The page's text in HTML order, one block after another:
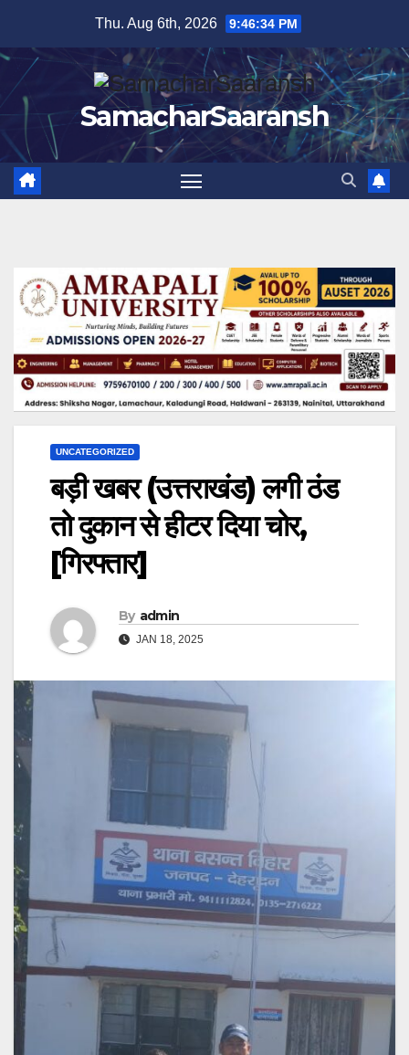
content
Thu. Aug 6th, 2026 9:46:35 PM
SamacharSaaransh
UNCATEGORIZED
बड़ी खबर (उत्तराखंड) लगी ठंड
तो दुकान से हीटर दिया चोर,
[गिरफ्तार]
By admin
JAN 18, 2025